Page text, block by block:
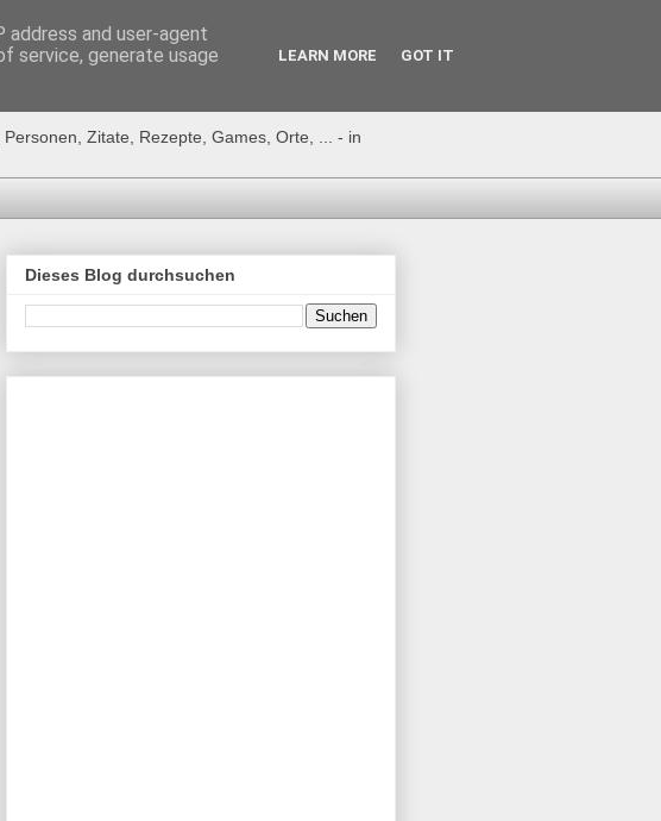
Zitate, Rezepte, Games, Orte, ... - in
Dieses Blog durchsuchen
and user-agent
service, generate usage
LEARN MORE GOT IT